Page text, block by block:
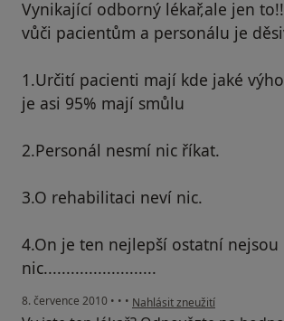
Vynikající odborný lékař,ale jen
vůči pacientům a personálu je
1.Určití pacienti mají kde jaké
je asi 95% mají smůlu
2.Personál nesmí nic říkat.
3.O rehabilitaci neví nic.
4.On je ten nejlepší ostatní nejsou
nic.........................
8. července 2010 • • • podle názoru uživatele Váš
Nahlásit zneužití